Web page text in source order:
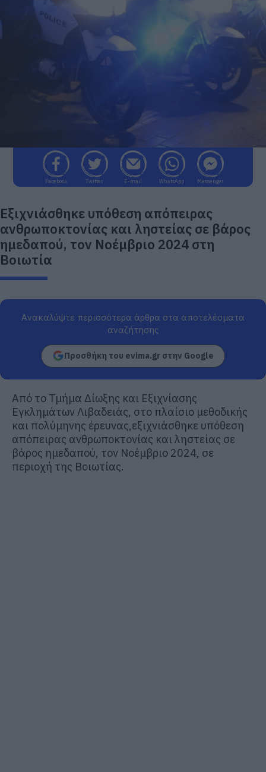
Facebook Twitter E-mail WhatsApp Messenger
Εξιχνιάσθηκε υπόθεση απόπειρας
ανθρωποκτονίας και ληστείας σε βάρος
ημεδαπού, τον Νοέμβριο 2024 στη
Βοιωτία
Ανακαλύψτε περισσότερα άρθρα στα αποτελέσματα
αναζήτησης
Προσθήκη του evima.gr στην Google
Από το Τμήμα Δίωξης και Εξιχνίασης
ΕγκλημάτωνΛιβαδειάς, στο πλαίσιο μεθοδικής
και πολύμηνης έρευνας,εξιχνιάσθηκε υπόθεση
απόπειρας ανθρωποκτονίας καιληστείας σε
βάρος ημεδαπού, τον Νοέμβριο 2024, σε
περιοχή της Βοιωτίας.